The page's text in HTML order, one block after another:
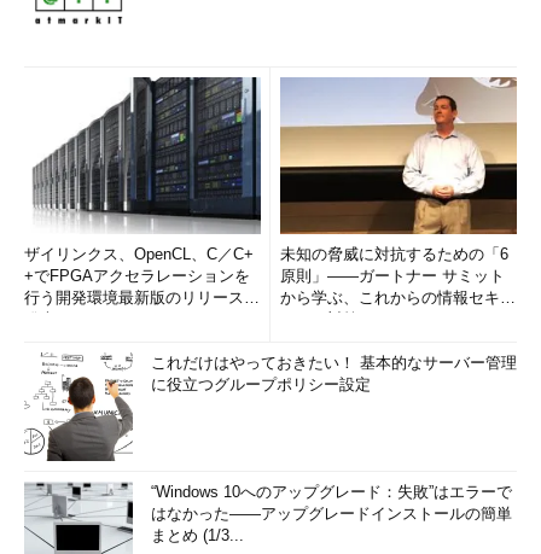
ザイリンクス、OpenCL、C／C+
+でFPGAアクセラレーションを
行う開発環境最新版のリリースを
未知の脅威に対抗するための「6
原則」――ガートナー サミット
から学ぶ、これからの情報セキュ
これだけはやっておきたい！ 基本的なサーバー管理
に役立つグループポリシー設定
“Windows 10へのアップグレード：失敗”はエラーで
はなかった――アップグレードインストールの簡単
まとめ (1/3...